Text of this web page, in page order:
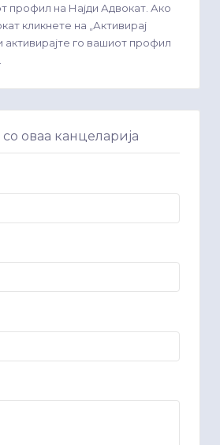
профил на Најди Адвокат. Ако
кликнете на „Активирај
активирајте го вашиот профил
со оваа канцеларија